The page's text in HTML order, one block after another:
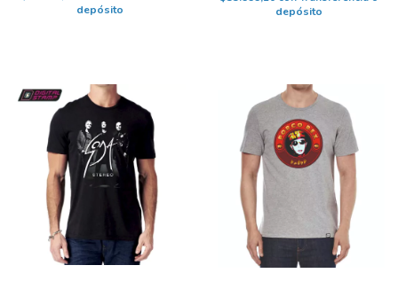
depósito
depósito